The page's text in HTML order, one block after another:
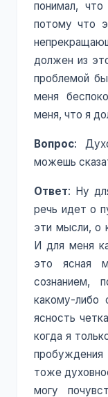
понимал,
потому что
должен из
проблемой
меня
меня, что я
Вопрос:
можешь
Ответ: Ну
речь идет о
эти мысли, о
И для меня
это ясная
сознанием,
какому-либо
ясность
когда я
пробуждения
тоже
могу